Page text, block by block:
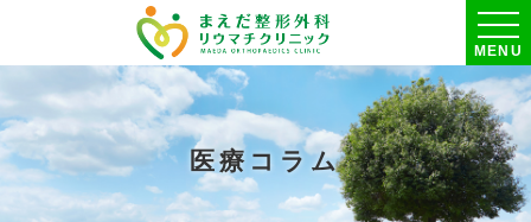
MENU
医療コラム